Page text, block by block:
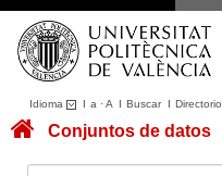
Idioma I a ·A I BuscarI Directorio
Conjuntos de datos
Conjuntos de datos